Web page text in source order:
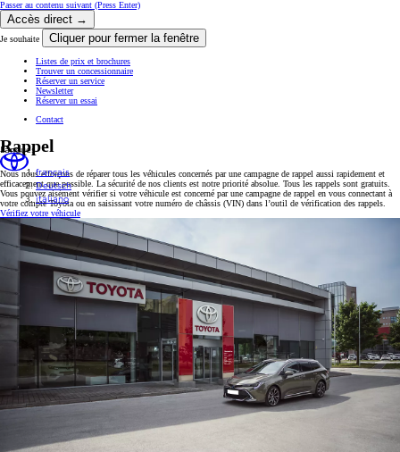
Passer au contenu suivant (Press Enter)
Accès direct →
Je souhaite Cliquer pour fermer la fenêtre
Listes de prix et brochures
Trouver un concessionnaire
Réserver un service
Newsletter
Réserver un essai
Contact
Langues
français
Deutsch
italiano
Rappel
Nous nous efforçons de réparer tous les véhicules concernés par une campagne de rappel aussi rapidement et
efficacement que possible. La sécurité de nos clients est notre priorité absolue. Tous les rappels sont gratuits.
Vous pouvez aisément vérifier si votre véhicule est concerné par une campagne de rappel en vous connectant à
votre compte Toyota ou en saisissant votre numéro de châssis (VIN) dans l’outil de vérification des rappels.
Vérifiez votre véhicule